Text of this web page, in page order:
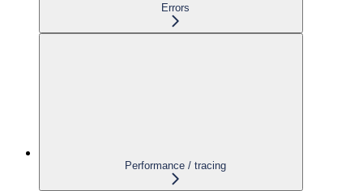
Errors
Performance / tracing